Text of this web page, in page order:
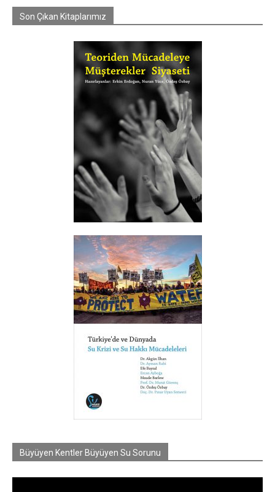
Son Çıkan Kitaplarımız
Büyüyen Kentler Büyüyen Su Sorunu